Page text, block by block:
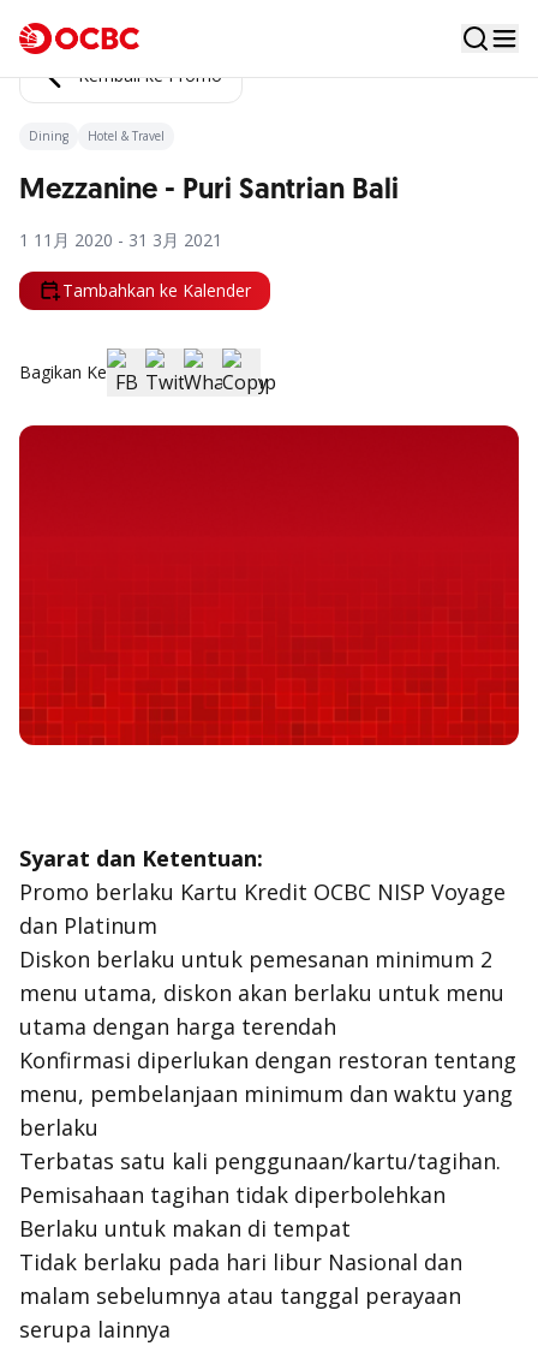
Kembali ke Promo
Dining Hotel & Travel
Mezzanine - Puri Santrian Bali
1 11月 2020 - 31 3月 2021
Tambahkan ke Kalender
Bagikan Ke
Syarat dan Ketentuan:
Promo berlaku Kartu Kredit OCBC NISP Voyage
dan Platinum
Diskon berlaku untuk pemesanan minimum 2
menu utama, diskon akan berlaku untuk menu
utama dengan harga terendah
Konfirmasi diperlukan dengan restoran tentang
menu, pembelanjaan minimum dan waktu yang
berlaku
Terbatas satu kali penggunaan/kartu/tagihan.
Pemisahaan tagihan tidak diperbolehkan
Berlaku untuk makan di tempat
Tidak berlaku pada hari libur Nasional dan
malam sebelumnya atau tanggal perayaan
serupa lainnya